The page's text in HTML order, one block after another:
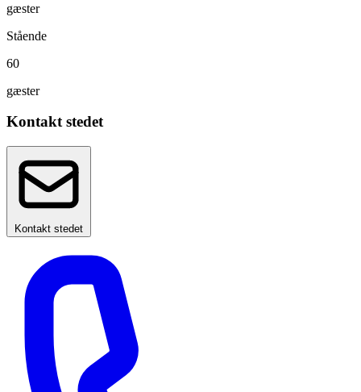
gæster
Stående
60
gæster
Kontakt stedet
Kontakt stedet